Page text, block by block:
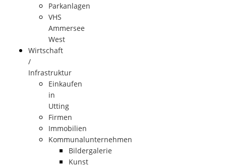
Parkanlagen
VHS
Ammersee
West
Wirtschaft
/
Infrastruktur
Einkaufen
in
Utting
Firmen
Immobilien
Kommunalunternehmen
Bildergalerie
Kunst